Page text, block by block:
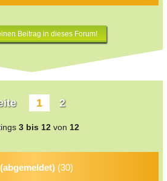
Beitrag in dieses Forum!
1 2
3 bis 12 von 12
(30)